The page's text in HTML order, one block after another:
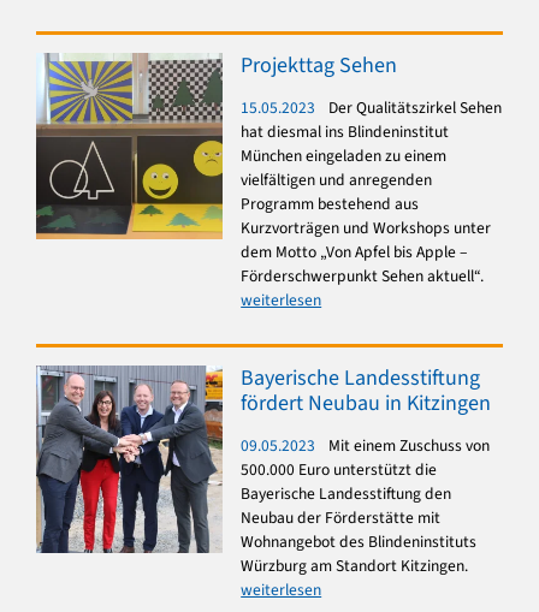
Projekttag Sehen
15.05.2023
Der Qualitätszirkel Sehen
hat diesmal ins Blindeninstitut
München eingeladen zu einem
vielfältigen und anregenden
Programm bestehend aus
Kurzvorträgen und Workshops unter
dem Motto „Von Apfel bis Apple –
Förderschwerpunkt Sehen aktuell“.
weiterlesen
Bayerische Landesstiftung
fördert Neubau in Kitzingen
09.05.2023
Mit einem Zuschuss von
500.000 Euro unterstützt die
Bayerische Landesstiftung den
Neubau der Förderstätte mit
Wohnangebot des Blindeninstituts
Würzburg am Standort Kitzingen.
weiterlesen